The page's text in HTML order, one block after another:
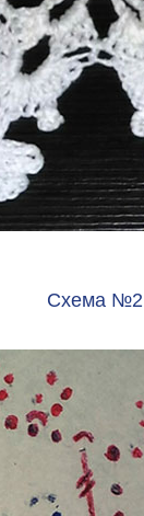
Схема №2